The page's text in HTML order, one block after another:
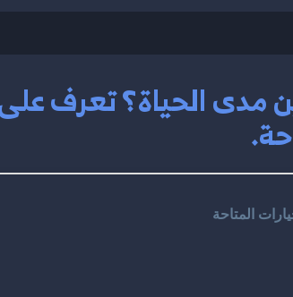
مدى الحياة؟ تعرف
المتاحة